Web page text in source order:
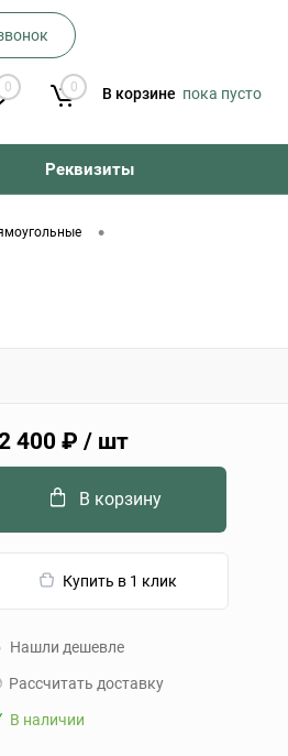
0 0 В корзине пока пусто
Реквизиты
•
400 ₽ / шт
В корзину
Купить в 1 клик
Нашли дешевле
Рассчитать доставку
В наличии